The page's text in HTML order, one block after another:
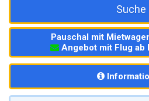
Suche
Pauschal mit
Angebot mit Flug ab